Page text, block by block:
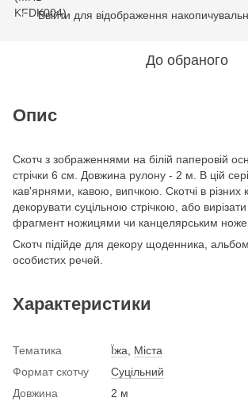
% Ввійти для відображення
До обраного
Опис
Скотч з зображеннями на білій паперовій
стрічки 6 см. Довжина рулону - 2 м. В цій
кав'ярнями, кавою, випчкою. Скотчі в
декорувати суцільною стрічкою, або
фрагмент ножицями чи канцелярським
Скотч підійде для декору щоденника,
особистих речей.
Характеристики
Тематика Їжа
Міста
Формат скотчу
Суцільний
Довжина
2 м